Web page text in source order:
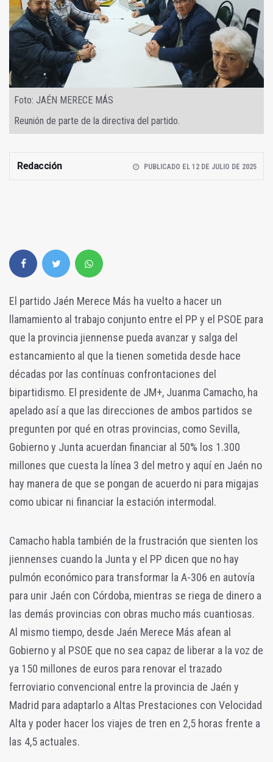
Foto: JAÉN MERECE MÁS
Reunión de parte de la directiva del partido.
Redacción PUBLICADO EL 12 DE JULIO DE 2025
El partido Jaén Merece Más ha vuelto a hacer un
llamamiento al trabajo conjunto entre el PP y el PSOE para
que la provincia jiennense pueda avanzar y salga del
estancamiento al que la tienen sometida desde hace
décadas por las contínuas confrontaciones del
bipartidismo. El presidente de JM+, Juanma Camacho, ha
apelado así a que las direcciones de ambos partidos se
pregunten por qué en otras provincias, como Sevilla,
Gobierno y Junta acuerdan financiar al 50% los 1.300
millones que cuesta la línea 3 del metro y aquí en Jaén no
hay manera de que se pongan de acuerdo ni para migajas
como ubicar ni financiar la estación intermodal.
Camacho habla también de la frustración que sienten los
jiennenses cuando la Junta y el PP dicen que no hay
pulmón económico para transformar la A-306 en autovía
para unir Jaén con Córdoba, mientras se riega de dinero a
las demás provincias con obras mucho más cuantiosas.
Al mismo tiempo, desde Jaén Merece Más afean al
Gobierno y al PSOE que no sea capaz de liberar a la voz de
ya 150 millones de euros para renovar el trazado
ferroviario convencional entre la provincia de Jaén y
Madrid para adaptarlo a Altas Prestaciones con Velocidad
Alta y poder hacer los viajes de tren en 2,5 horas frente a
las 4,5 actuales.